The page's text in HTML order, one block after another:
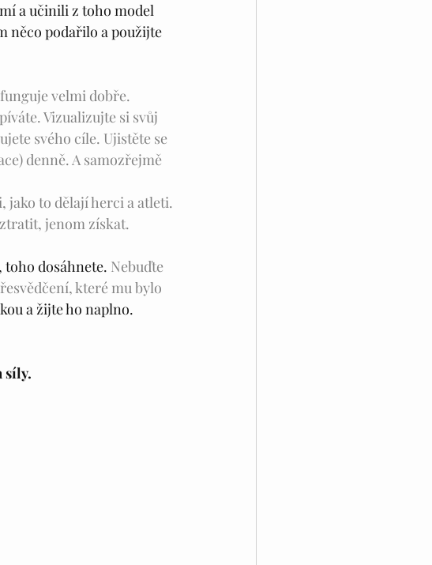
a učinili z toho model
něco podařilo a použijte
velmi dobře.
Vizualizujte si svůj
svého cíle. Ujistěte se
denně. A samozřejmě
jako to dělají herci a atleti.
jenom získat.
dosáhnete. Nebuďte
které mu bylo
a žijte ho naplno.
síly.